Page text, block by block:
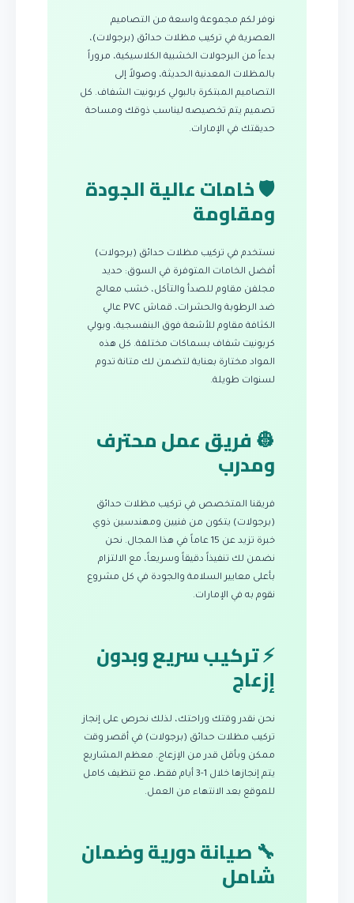
نوفر لكم مجموعة واسعة من التصاميم
العصرية في تركيب مظلات حدائق (برجولات)،
بدءاً من البرجولات الخشبية الكلاسيكية، مروراً
بالمظلات المعدنية الحديثة، وصولاً إلى
التصاميم المبتكرة بالبولي كربونيت الشفاف. كل
تصميم يتم تخصيصه ليناسب ذوقك ومساحة
حديقتك في الإمارات.
🛡️ خامات عالية الجودة
ومقاومة
نستخدم في تركيب مظلات حدائق (برجولات)
أفضل الخامات المتوفرة في السوق: حديد
مجلفن مقاوم للصدأ والتآكل، خشب معالج
ضد الرطوبة والحشرات، قماش PVC عالي
الكثافة مقاوم للأشعة فوق البنفسجية، وبولي
كربونيت شفاف بسماكات مختلفة. كل هذه
المواد مختارة بعناية لتضمن لك متانة تدوم
لسنوات طويلة.
👷 فريق عمل محترف
ومدرب
فريقنا المتخصص في تركيب مظلات حدائق
(برجولات) يتكون من فنيين ومهندسين ذوي
خبرة تزيد عن 15 عاماً في هذا المجال. نحن
نضمن لك تنفيذاً دقيقاً وسريعاً، مع الالتزام
بأعلى معايير السلامة والجودة في كل مشروع
نقوم به في الإمارات.
⚡ تركيب سريع وبدون
إزعاج
نحن نقدر وقتك وراحتك، لذلك نحرص على إنجاز
تركيب مظلات حدائق (برجولات) في أقصر وقت
ممكن وبأقل قدر من الإزعاج. معظم المشاريع
يتم إنجازها خلال 1-3 أيام فقط، مع تنظيف كامل
للموقع بعد الانتهاء من العمل.
🔧 صيانة دورية وضمان
شامل